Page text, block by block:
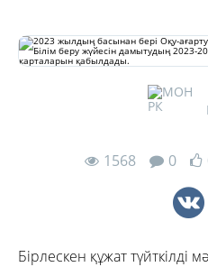
1568 0
Бірлескен құжат түйткілді